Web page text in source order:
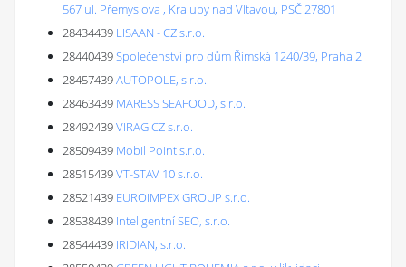
567 ul. Přemyslova , Kralupy nad Vltavou, PSČ 27801
28434439 LISAAN - CZ s.r.o.
28440439Společenství pro dům Římská 1240/39, Praha 2
28457439AUTOPOLE, s.r.o.
28463439 MARESS SEAFOOD, s.r.o.
28492439VIRAG CZ s.r.o.
28509439 Mobil Point s.r.o.
28515439VT-STAV 10 s.r.o.
28521439 EUROIMPEX GROUP s.r.o.
28538439 Inteligentní SEO, s.r.o.
28544439 IRIDIAN, s.r.o.